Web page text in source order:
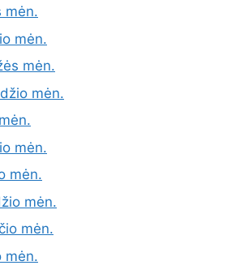
mėn.
mėn.
mėn.
mėn.
mėn.
mėn.
mėn.
mėn.
mėn.